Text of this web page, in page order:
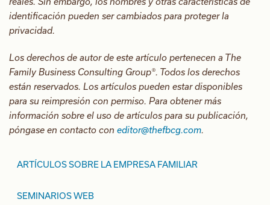
identificación pueden ser cambiados para proteger la
privacidad.
Los derechos de autor de este artículo pertenecen a The
Family Business Consulting Group®. Todos los derechos
están reservados. Los artículos pueden estar disponibles
para su reimpresión con permiso. Para obtener más
información sobre el uso de artículos para su publicación,
póngase en contacto con editor@thefbcg.com.
ARTÍCULOS SOBRE LA EMPRESA FAMILIAR
SEMINARIOS WEB